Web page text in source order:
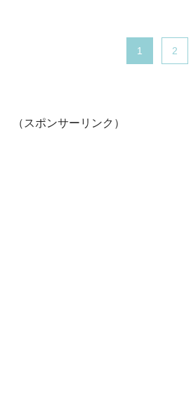
1 2
（スポンサーリンク）